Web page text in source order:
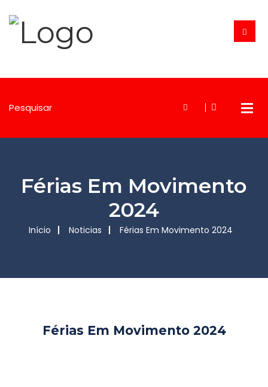
Férias Em Movimento
2024
Início Noticias Férias Em Movimento 2024
Férias Em Movimento 2024